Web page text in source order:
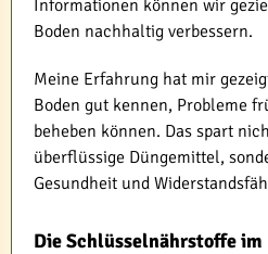
Informationen können wir
Boden nachhaltig verbessern.
Meine Erfahrung hat mir
Boden gut kennen, Probleme
beheben können. Das spart
überflüssige Düngemittel,
Gesundheit und
Die Schlüsselnährstoffe im